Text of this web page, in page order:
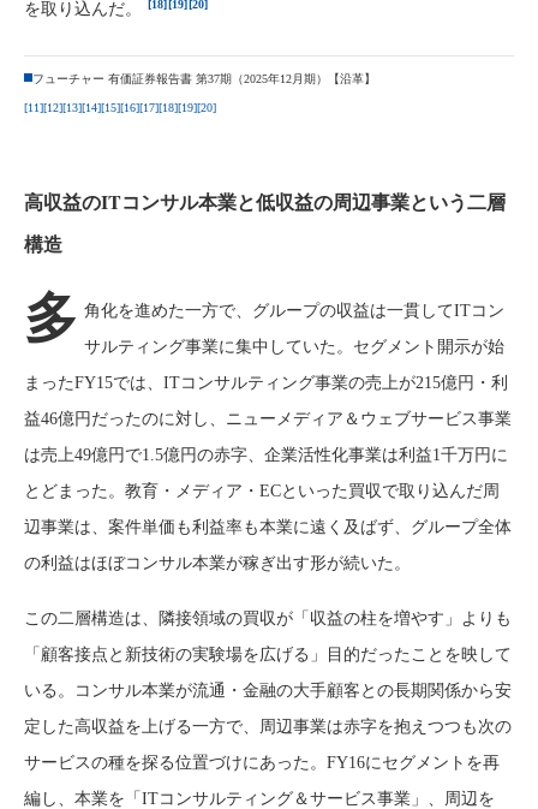
を取り込んだ。
[18][19][20]
フューチャー 有価証券報告書 第37期（2025年12月期）【沿革】
[11][12][13][14][15][16][17][18][19][20]
高収益のITコンサル本業と低収益の周辺事業という二層
構造
多 角化を進めた一方で、グループの収益は一貫してITコン
サルティング事業に集中していた。セグメント開示が始
まったFY15では、ITコンサルティング事業の売上が215億円・利
益46億円だったのに対し、ニューメディア＆ウェブサービス事業
は売上49億円で1.5億円の赤字、企業活性化事業は利益1千万円に
とどまった。教育・メディア・ECといった買収で取り込んだ周
辺事業は、案件単価も利益率も本業に遠く及ばず、グループ全体
の利益はほぼコンサル本業が稼ぎ出す形が続いた。
この二層構造は、隣接領域の買収が「収益の柱を増やす」よりも
「顧客接点と新技術の実験場を広げる」目的だったことを映して
いる。コンサル本業が流通・金融の大手顧客との長期関係から安
定した高収益を上げる一方で、周辺事業は赤字を抱えつつも次の
サービスの種を探る位置づけにあった。FY16にセグメントを再
編し、本業を「ITコンサルティング＆サービス事業」、周辺を